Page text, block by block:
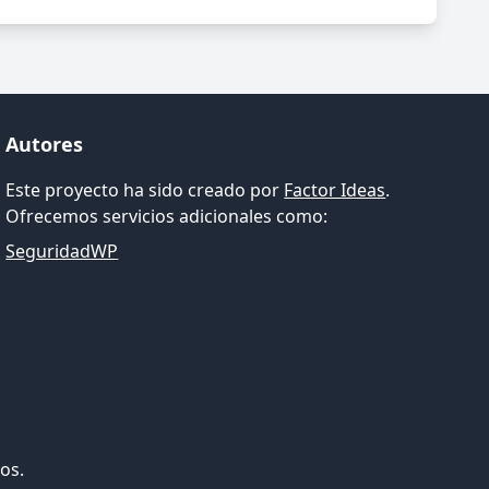
Autores
Este proyecto ha sido creado por Factor Ideas.
Ofrecemos servicios adicionales como:
SeguridadWP